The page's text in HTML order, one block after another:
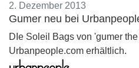
2. Dezember 2013
Gumer neu bei
DIe Soleil Bags von 'gumer
Urbanpeople.com erhältlich.